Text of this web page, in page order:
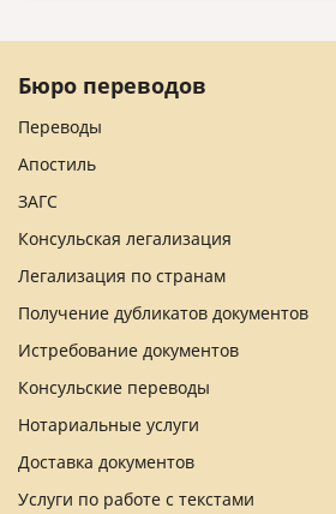
Бюро переводов
Переводы
Апостиль
ЗАГС
Консульская легализация
Легализация по странам
Получение дубликатов документов
Истребование документов
Консульские переводы
Нотариальные услуги
Доставка документов
Услуги по работе с текстами